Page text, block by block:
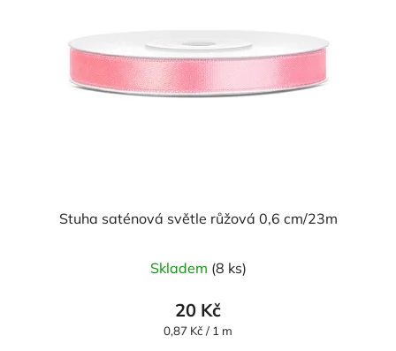
Stuha saténová světle růžová 0,6 cm/23m
Skladem (8 ks)
20 Kč
Měrná
0,87 Kč / 1 m